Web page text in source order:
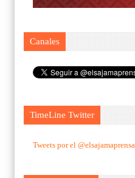
Canales
TimeLine Twitter
Tweets por el @elsajamaprensa.